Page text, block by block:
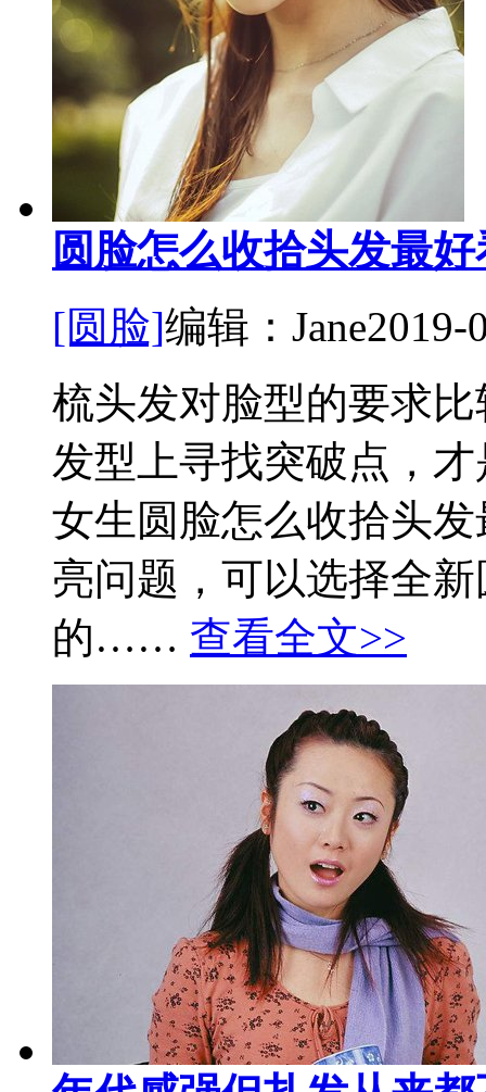
圆脸怎么收拾头发最
[圆脸]编辑：Jane2019-
梳头发对脸型的要求
发型上寻找突破点，
女生圆脸怎么收拾头
亮问题，可以选择全
的…… 查看全文>>